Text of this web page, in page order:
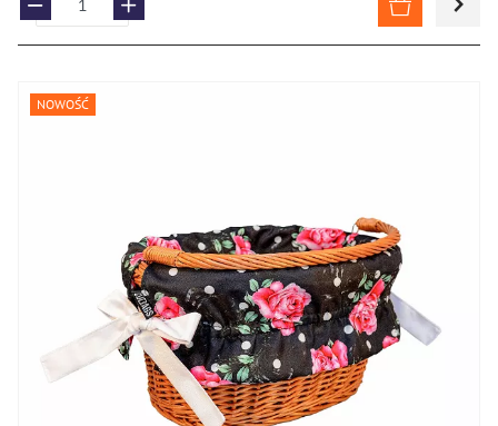
NOWOŚĆ